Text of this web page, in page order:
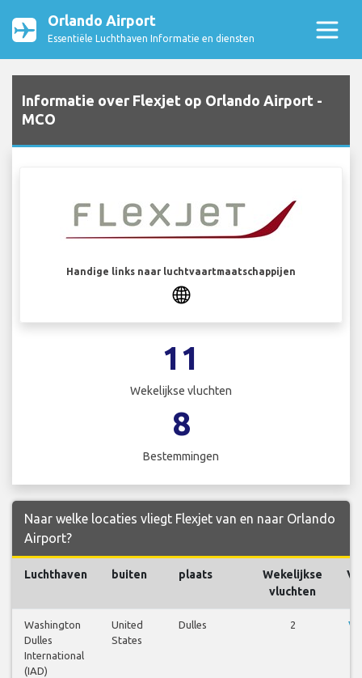
Orlando Airport
Essentiële Luchthaven Informatie en diensten
Informatie over Flexjet op Orlando Airport -
MCO
Handige links naar luchtvaartmaatschappijen
11
Wekelijkse vluchten
8
Bestemmingen
Naar welke locaties vliegt Flexjet van en naar Orlando
Airport?
Luchthaven buiten plaats
Wekelijkse
vluchten
Washington
Dulles
International
(IAD)
United
States
Dulles 2